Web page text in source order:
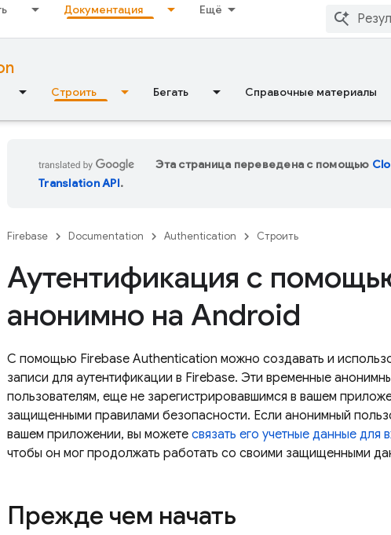
Документация Ещё
Строить Бегать Справочные материалы
Эта страница переведена с помощью
Translation API.
Firebase Documentation Authentication Строить
Аутентификация с
анонимно на Android
С помощью Firebase Authentication можно создавать и
записи для аутентификации в Firebase. Эти временные
пользователям, еще не зарегистрировавшимся в вашем
защищенными правилами безопасности. Если анонимный
вашем приложении, вы можете связать его учетные данные
чтобы он мог продолжать работать со своими защищенными
Прежде чем начать